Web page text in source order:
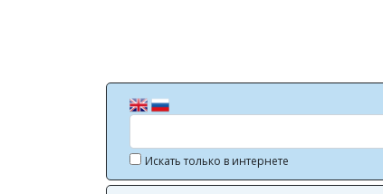
Искать только в интернете